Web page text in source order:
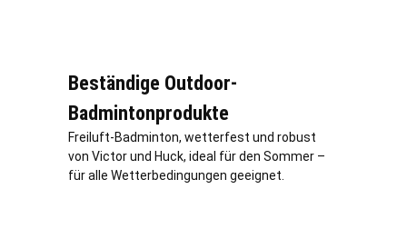
Beständige Outdoor-
Badmintonprodukte
Freiluft-Badminton, wetterfest und robust
von Victor und Huck, ideal für den Sommer –
für alle Wetterbedingungen geeignet.